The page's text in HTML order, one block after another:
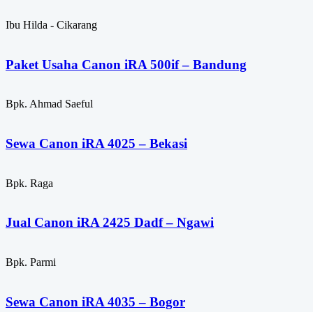
Ibu Hilda - Cikarang
Paket Usaha Canon iRA 500if – Bandung
Bpk. Ahmad Saeful
Sewa Canon iRA 4025 – Bekasi
Bpk. Raga
Jual Canon iRA 2425 Dadf – Ngawi
Bpk. Parmi
Sewa Canon iRA 4035 – Bogor